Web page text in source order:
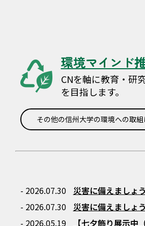
環境マインド
CNを軸に教育・研
を目指します。
その他の信州大学の環境への取
- 2026.07.30 災害に備えましょ
- 2026.07.30 災害に備えましょう
- 2026.05.19
【七夕飾り展示